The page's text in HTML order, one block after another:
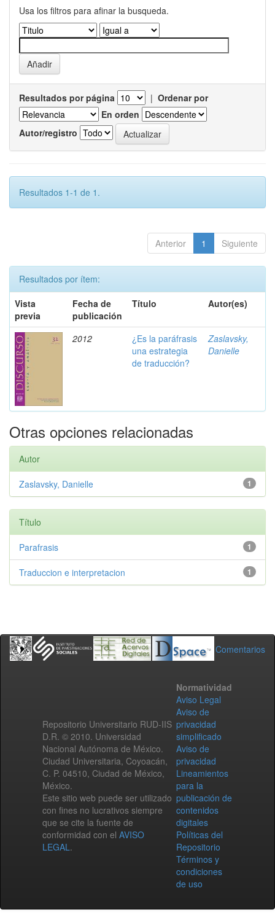
Usa los filtros para afinar la busqueda.
Resultados por página | Ordenar por
En orden
Autor/registro
Resultados 1-1 de 1.
Anterior 1 Siguiente
Resultados por ítem:
Vista
previa
Fecha de
publicación
Título Autor(es)
2012
¿Es la paráfrasis
una estrategia
de traducción?
Zaslavsky,
Danielle
Otras opciones relacionadas
Autor
1
Zaslavsky, Danielle
Título
1
Parafrasis
1
Traduccion e interpretacion
Comentarios
Repositorio Universitario RUD-IIS
D.R. © 2010. Universidad
Nacional Autónoma de México.
Ciudad Universitaria, Coyoacán,
C. P. 04510, Ciudad de México,
México.
Este sitio web puede ser utilizado
con fines no lucrativos siempre
que se cite la fuente de
conformidad con el AVISO
LEGAL.
Normatividad
Aviso Legal
Aviso de
privacidad
simplificado
Aviso de
privacidad
Lineamientos
para la
publicación de
contenidos
digitales
Políticas del
Repositorio
Términos y
condiciones
de uso